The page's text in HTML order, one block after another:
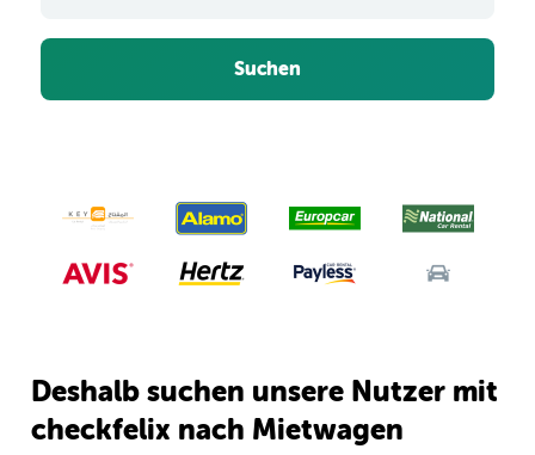
Suchen
Deshalb suchen unsere Nutzer mit
checkfelix nach Mietwagen